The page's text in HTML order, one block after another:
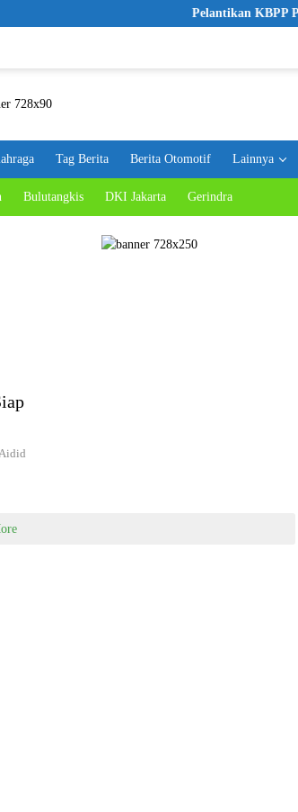
Pelantikan KBPP Polri
Tag Berita Berita Otomotif Lainnya
Bulutangkis DKI Jakarta Gerindra